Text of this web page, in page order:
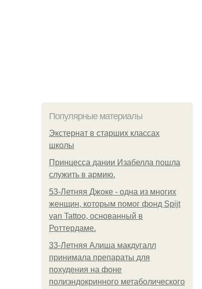
Популярные материалы
Экстернат в старших классах
школы
Принцесса дании Изабелла пошла
служить в армию.
53-Летняя Джоке - одна из многих
женщин, которым помог фонд Spijt
van Tattoo, основанный в
Роттердаме.
33-Летняя Алиша макдугалл
принимала препараты для
похудения на фоне
полиэндокринного метаболического